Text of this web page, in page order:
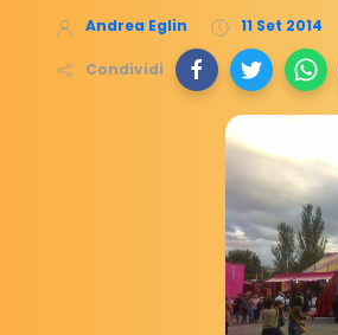
Andrea Eglin 11 Set 2014
Condividi